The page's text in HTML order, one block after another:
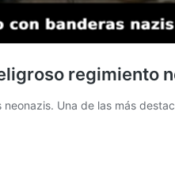
regimiento
Una de las más